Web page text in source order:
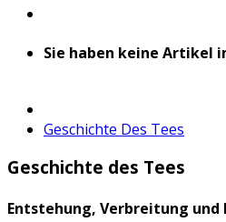
Sie haben keine Artikel
Geschichte Des Tees
Geschichte des Tees
Entstehung, Verbreitung